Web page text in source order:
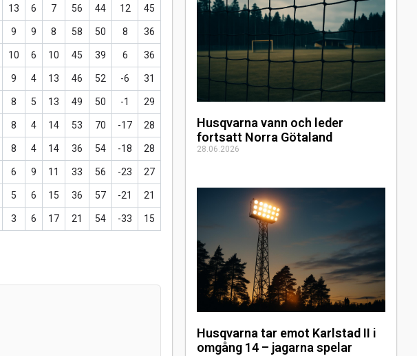
Husqvarna vann och leder
fortsatt Norra Götaland
28.06.2026
Husqvarna tar emot Karlstad II i
omgång 14 – jagarna spelar
13 6 7 56 44 12 45
9 9 8 58 50 8 36
10 6 10 45 39 6 36
9 4 13 46 52 -6 31
8 5 13 49 50 -1 29
8 4 14 53 70 -17 28
8 4 14 36 54 -18 28
6 9 11 33 56 -23 27
5 6 15 36 57 -21 21
3 6 17 21 54 -33 15